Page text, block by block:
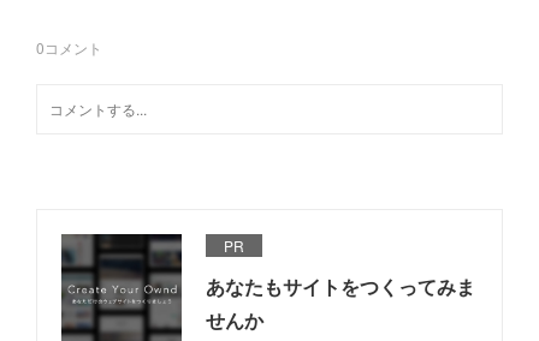
0コメント
PR
あなたもサイトをつくってみま
せんか